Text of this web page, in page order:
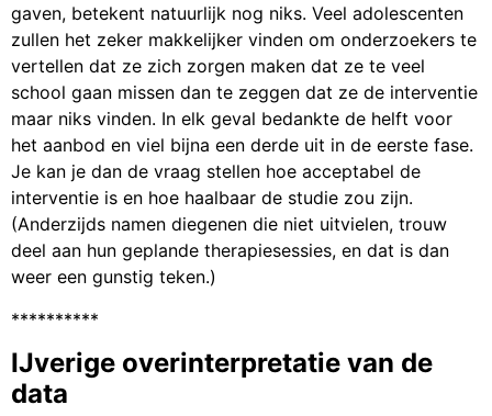
gaven, betekent natuurlijk nog niks. Veel adolescenten
zullen het zeker makkelijker vinden om onderzoekers te
vertellen dat ze zich zorgen maken dat ze te veel
school gaan missen dan te zeggen dat ze de interventie
maar niks vinden. In elk geval bedankte de helft voor
het aanbod en viel bijna een derde uit in de eerste fase.
Je kan je dan de vraag stellen hoe acceptabel de
interventie is en hoe haalbaar de studie zou zijn.
(Anderzijds namen diegenen die niet uitvielen, trouw
deel aan hun geplande therapiesessies, en dat is dan
weer een gunstig teken.)
**********
IJverige overinterpretatie van de
data